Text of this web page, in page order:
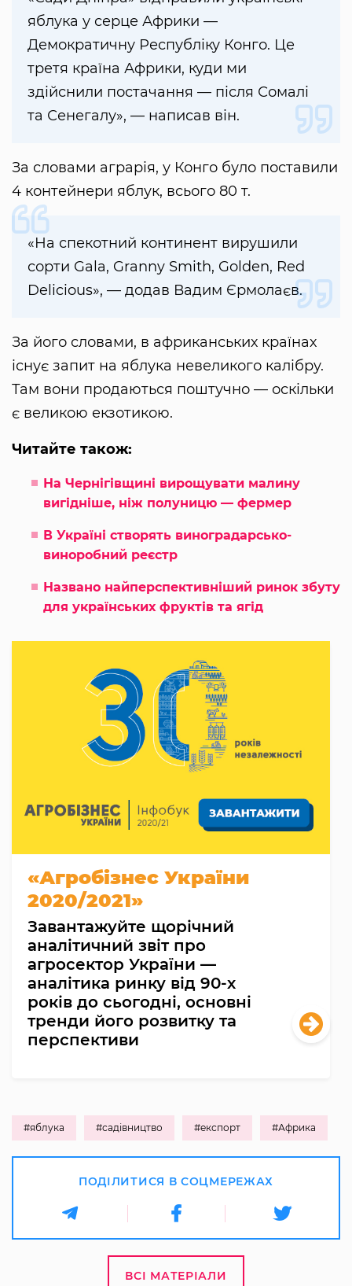
яблука у серце Африки —
Демократичну Республіку Конго. Це
третя країна Африки, куди ми
здійснили постачання — після Сомалі
та Сенегалу», — написав він.
За словами аграрія, у Конго було поставили
4 контейнери яблук, всього 80 т.
«На спекотний континент вирушили
сорти Gala, Granny Smith, Golden, Red
Delicious», — додав Вадим Єрмолаєв.
За його словами, в африканських країнах
існує запит на яблука невеликого калібру.
Там вони продаються поштучно — оскільки
є великою екзотикою.
Читайте також:
На Чернігівщині вирощувати малину
вигідніше, ніж полуницю — фермер
В Україні створять виноградарсько-
виноробний реєстр
Названо найперспективніший ринок збуту
для українських фруктів та ягід
«Агробізнес України
2020/2021»
Завантажуйте щорічний
аналітичний звіт про
агросектор України —
аналітика ринку від 90-х
років до сьогодні, основні
тренди його розвитку та
перспективи
#яблука #садівництво #експорт #Африка
ПОДІЛИТИСЯ В СОЦМЕРЕЖАХ
ВСІ МАТЕРІАЛИ